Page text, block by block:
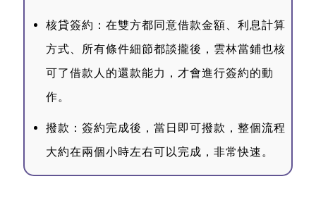
核貸簽約：在雙方都同意借款金額、利息計算
方式、所有條件細節都談攏後，雲林當鋪也核
可了借款人的還款能力，才會進行簽約的動
作。
撥款：簽約完成後，當日即可撥款，整個流程
大約在兩個小時左右可以完成，非常快速。